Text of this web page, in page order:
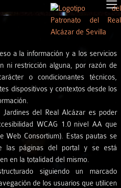
a la información y a los servicios
ni restricción alguna, por razón de
o condicionantes técnicos,
dispositivos y contextos desde los
del Real Alcázar es poder
WCAG 1.0 nivel AA que
Web Consortium). Estas pautas se
las páginas del portal y se está
en la totalidad del mismo.
siguiendo un marcado
de los usuarios que utilicen